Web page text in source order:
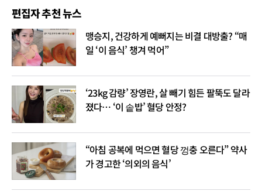
편집자 추천 뉴스
맹승지, 건강하게 예뻐지는 비결 대방출? “매
일 ‘이 음식’ 챙겨 먹어”
‘23kg 감량’ 장영란, 살 빼기 힘든 팔뚝도 달라
졌다… ‘이 솥밥’ 혈당 안정?
“아침 공복에 먹으면 혈당 껑충 오른다” 약사
가 경고한 ‘의외의 음식’